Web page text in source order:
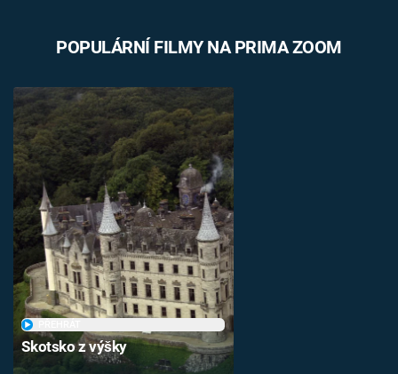
POPULÁRNÍ FILMY NA PRIMA ZOOM
Skotsko z výšky